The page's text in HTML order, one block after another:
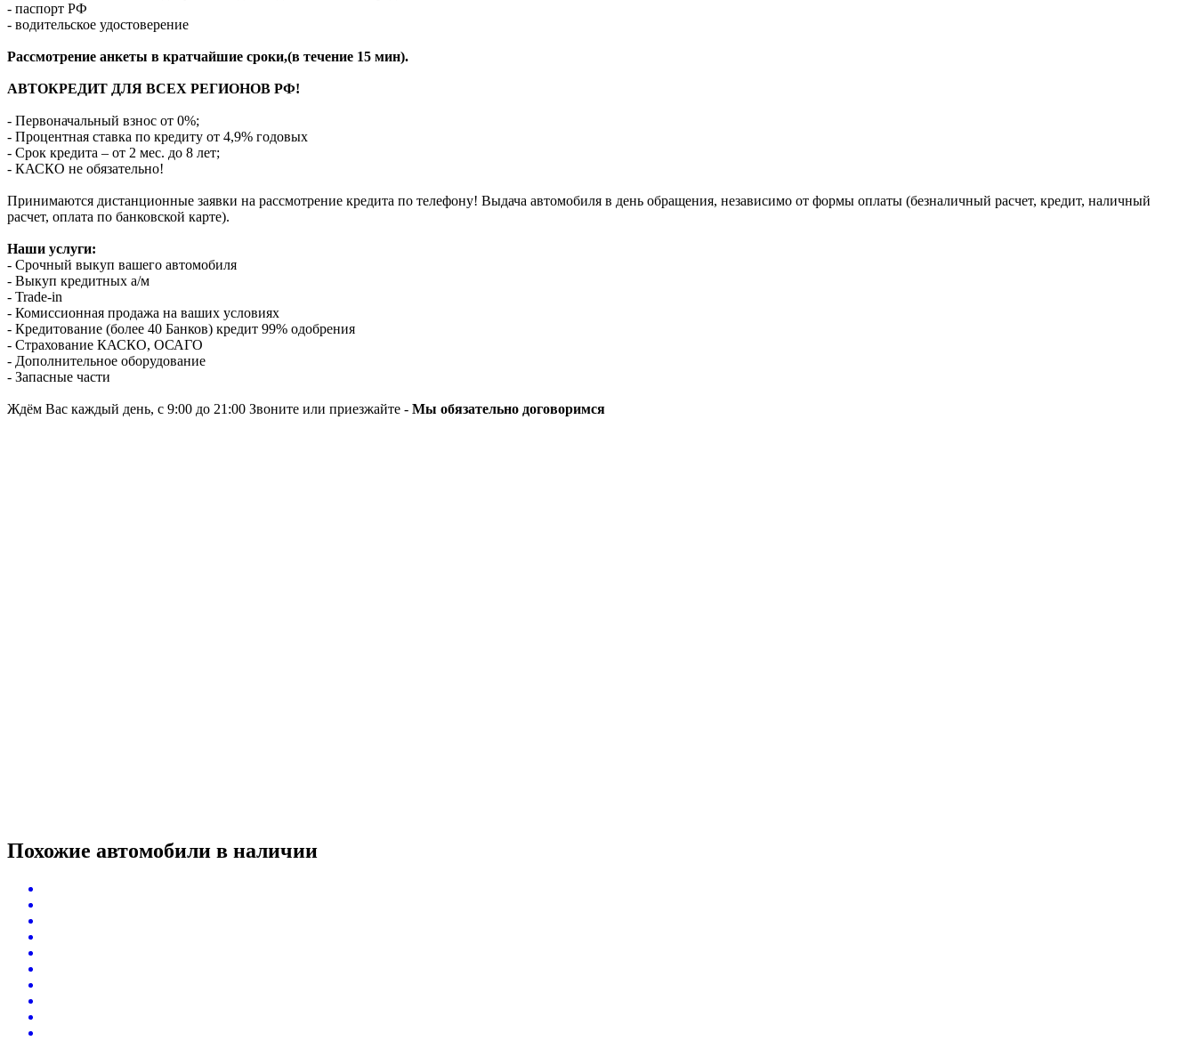
- паспорт РФ
- водительское удостоверение
Рассмотрение анкеты в кратчайшие сроки,(в течение 15 мин).
АВТОКРЕДИТ ДЛЯ ВСЕХ РЕГИОНОВ РФ!
- Первоначальный взнос от 0%;
- Процентная ставка по кредиту от 4,9% годовых
- Срок кредита – от 2 мес. до 8 лет;
- КАСКО не обязательно!
Принимаются дистанционные заявки на рассмотрение кредита по телефону! Выдача автомобиля в день обращения, независимо от формы оплаты (безналичный расчет, кредит, наличный
расчет, оплата по банковской карте).
Наши услуги:
- Срочный выкуп вашего автомобиля
- Выкуп кредитных а/м
- Trade-in
- Комиссионная продажа на ваших условиях
- Кредитование (более 40 Банков) кредит 99% одобрения
- Страхование КАСКО, ОСАГО
- Дополнительное оборудование
- Запасные части
Ждём Вас каждый день, с 9:00 до 21:00 Звоните или приезжайте - Мы обязательно договоримся
Похожие автомобили в наличии